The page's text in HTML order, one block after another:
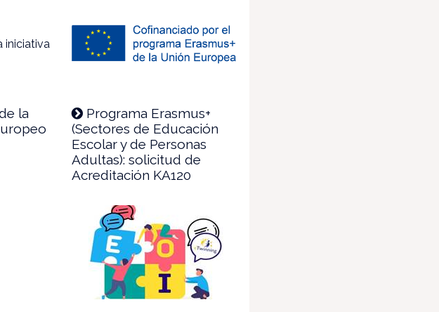
la
Programa Erasmus+
(Sectores de Educación
Escolar y de Personas
Adultas): solicitud de
Acreditación KA120